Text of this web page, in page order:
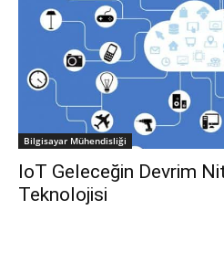
Bilgisayar Mühendisliği
IoT Geleceğin Devrim
Teknolojisi